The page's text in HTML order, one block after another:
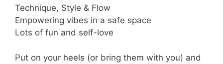
Technique, Style & Flow
Empowering vibes in a safe space
Lots of fun and self-love
Put on your heels (or bring them with you) and